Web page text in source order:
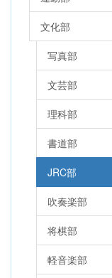
文化部
写真部
文芸部
理科部
書道部
JRC部
吹奏楽部
将棋部
軽音楽部